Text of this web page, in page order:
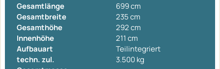
Gesamtlänge
699 cm
Gesamtbreite
235 cm
Gesamthöhe
292 cm
Innenhöhe
211 cm
Aufbauart
Teilintegriert
techn. zul.
3.500 kg